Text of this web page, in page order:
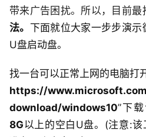
带来广告困扰。所以，目前最
法。 下面就位大家一步步演
U盘启动盘。
找一台可以正常上网的电脑打
https://
download/windows10”下
8G以上的空白U盘。(注意: